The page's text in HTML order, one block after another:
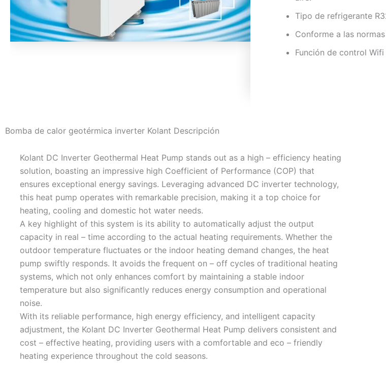
Tipo de refrigerante
Conforme a las normas
Función de control Wifi
Bomba de calor geotérmica inverter Kolant Descripción
Kolant DC Inverter Geothermal Heat Pump stands out as a high – efficiency heating
solution, boasting an impressive high Coefficient of Performance (COP) that
ensures exceptional energy savings. Leveraging advanced DC inverter technology,
this heat pump operates with remarkable precision, making it a top choice for
heating, cooling and domestic hot water needs.​
A key highlight of this system is its ability to automatically adjust the output
capacity in real – time according to the actual heating requirements. Whether the
outdoor temperature fluctuates or the indoor heating demand changes, the heat
pump swiftly responds. It avoids the frequent on – off cycles of traditional heating
systems, which not only enhances comfort by maintaining a stable indoor
temperature but also significantly reduces energy consumption and operational
noise.​
With its reliable performance, high energy efficiency, and intelligent capacity
adjustment, the Kolant DC Inverter Geothermal Heat Pump delivers consistent and
cost – effective heating, providing users with a comfortable and eco – friendly
heating experience throughout the cold seasons.